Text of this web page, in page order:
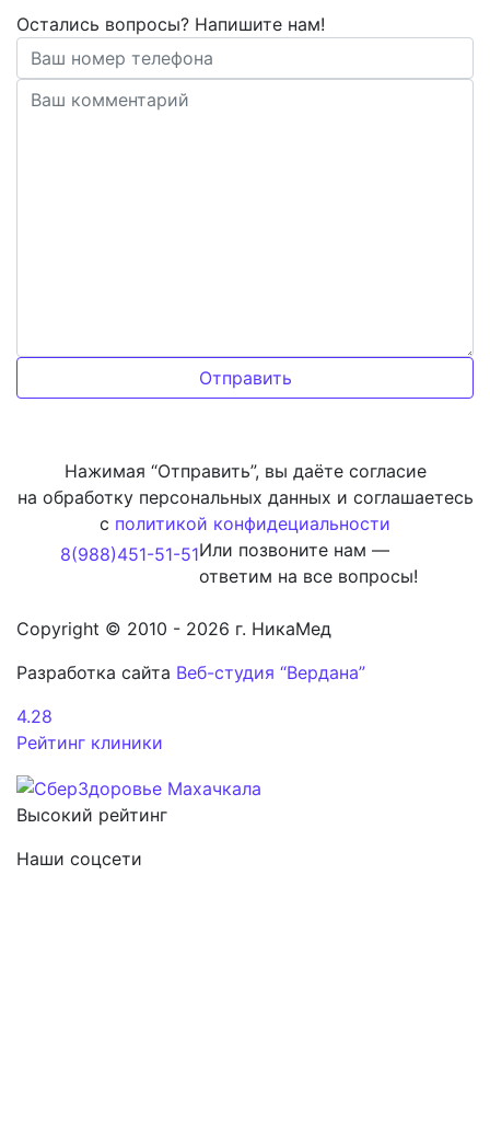
Остались вопросы? Напишите нам!
Нажимая “Отправить”, вы даёте согласие
на обработку персональных данных и соглашаетесь
с политикой конфидециальности
8(988)451-51-51Или позвоните нам —
ответим на все вопросы!
Copyright © 2010 - 2026 г. НикаМед
Разработка сайта Веб-студия “Вердана”
4.28
Рейтинг клиники
Высокий рейтинг
Наши соцсети